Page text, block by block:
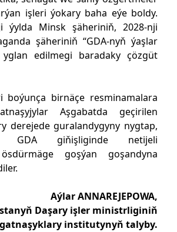
işleri ýokary baha eýe boldy.
ýylda Minsk şäheriniň, 2028-nji
şäheriniň “GDA-nyň ýaşlar
edilmegi baradaky çözgüt
boýunça birnäçe resminamalara
Aşgabatda geçirilen
derejede guralandygyny nygtap,
GDA giňişliginde netijeli
goşýan goşandyna
Aýlar ANNAREJEPOWA,
Daşary işler ministrliginiň
institutynyň talyby.